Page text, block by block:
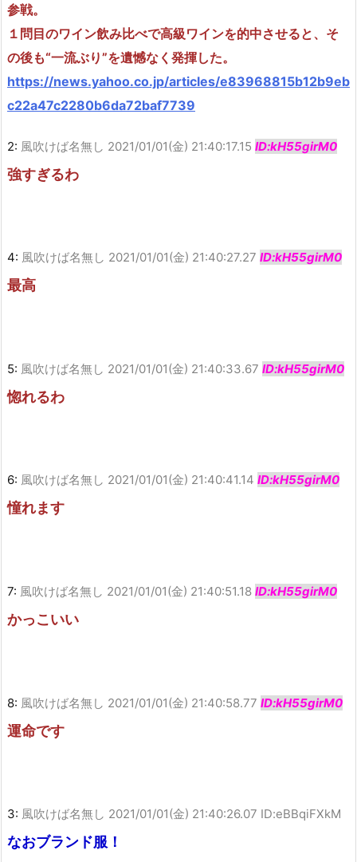
参戦。
１問目のワイン飲み比べで高級ワインを的中させると、そ
の後も“一流ぶり”を遺憾なく発揮した。
https://news.yahoo.co.jp/articles/e83968815b12b9eb
c22a47c2280b6da72baf7739
2: 風吹けば名無し 2021/01/01(金) 21:40:17.15 ID:kH55girM0
強すぎるわ
4: 風吹けば名無し 2021/01/01(金) 21:40:27.27 ID:kH55girM0
最高
5: 風吹けば名無し 2021/01/01(金) 21:40:33.67 ID:kH55girM0
惚れるわ
6: 風吹けば名無し 2021/01/01(金) 21:40:41.14 ID:kH55girM0
憧れます
7: 風吹けば名無し 2021/01/01(金) 21:40:51.18 ID:kH55girM0
かっこいい
8: 風吹けば名無し 2021/01/01(金) 21:40:58.77 ID:kH55girM0
運命です
3: 風吹けば名無し 2021/01/01(金) 21:40:26.07 ID:eBBqiFXkM
なおブランド服！